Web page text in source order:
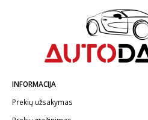
INFORMACIJA
Prekių užsakymas